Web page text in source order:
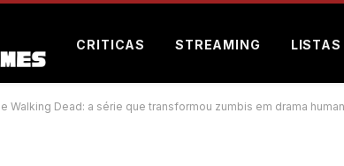
CRITICAS STREAMING LISTAS
Walking Dead: a série que transformou zumbis em drama